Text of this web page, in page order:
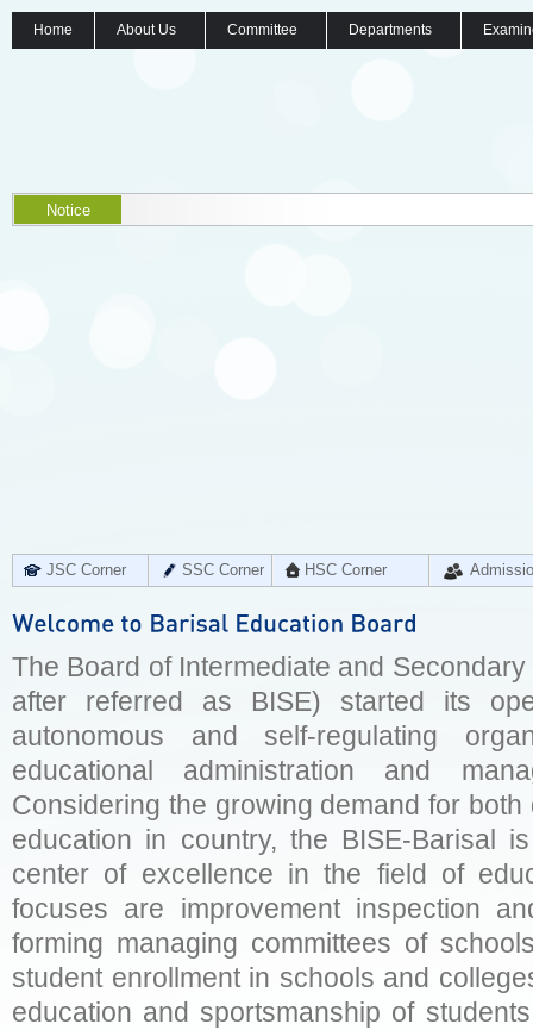
Home About Us Committee Departments
Notice
JSC Corner SSC Corner HSC Corner
The Board of Intermediate and
after referred as BISE) started its
autonomous and self-regulating
educational administration and
Considering the growing demand for
education in country, the BISE-Barisal
center of excellence in the field of
focuses are improvement inspection
forming managing committees of
student enrollment in schools and
education and sportsmanship of